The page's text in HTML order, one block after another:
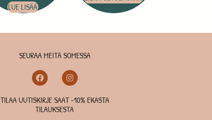
LUE LISÄÄ
SEURAA MEITÄ SOMESSA
TILAA UUTISKIRJE SAAT -10% EKASTA
TILAUKSESTA